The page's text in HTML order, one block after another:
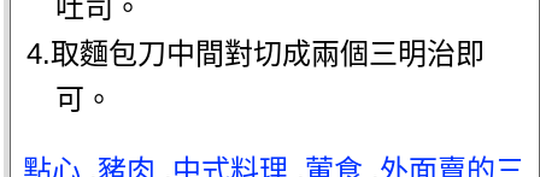
吐司。
4.取麵包刀中間對切成兩個三明治即
可。
點心 .豬肉 .中式料理 .葷食 .外面賣的三